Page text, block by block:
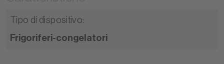
Tipo di dispositivo:
Frigoriferi-congelatori